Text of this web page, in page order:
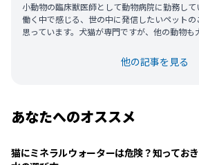
小動物の臨床獣医師として動物病院に勤務し
働く中で感じる、世の中に発信したいペット
思っています。犬猫が専門ですが、他の動物も
他の記事を見る
あなたへのオススメ
猫にミネラルウォーターは危険？知ってお